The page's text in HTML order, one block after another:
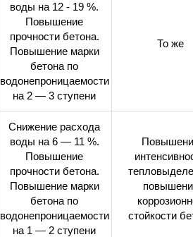
воды на 12 - 19 %.
Повышение
прочности бетона.
Повышение марки
бетона по
водонепроницаемости
на 2 — 3 ступени
То же
Снижение расхода
воды на 6 — 11 %.
Повышение
прочности бетона.
Повышение марки
бетона по
водонепроницаемости
на 1 — 2 ступени
стойкости